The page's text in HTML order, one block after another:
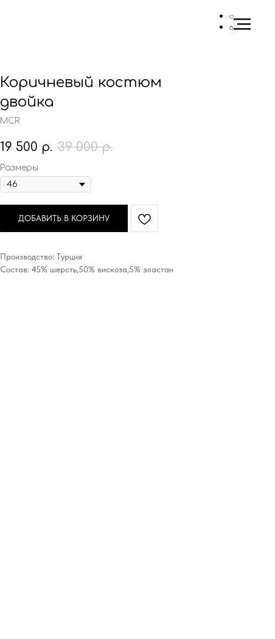
Коричневый костюм
двойка
MCR
19 500 р. 39 000 р.
Размеры
ДОБАВИТЬ В КОРЗИНУ
Производство: Турция
Состав: 45% шерсть,50% вискоза,5% эластан